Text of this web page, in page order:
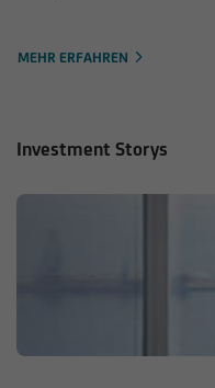
MEHR ERFAHREN
Investment Storys